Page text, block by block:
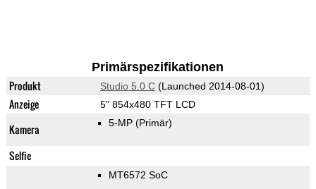
Primärspezifikationen
Produkt Studio 5.0 C(Launched 2014-08-01)
Anzeige 5" 854x480 TFT LCD
Kamera 5-MP (Primär)
Selfie
MT6572 SoC